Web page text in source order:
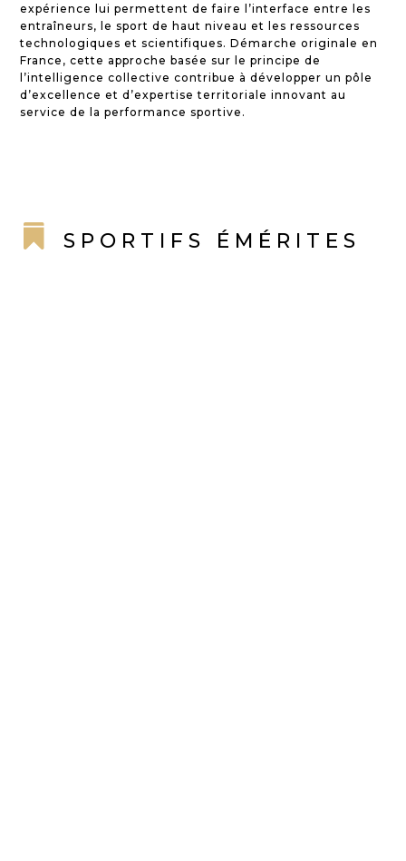
expérience lui permettent de faire l’interface entre les
entraîneurs, le sport de haut niveau et les ressources
technologiques et scientifiques. Démarche originale en
France, cette approche basée sur le principe de
l’intelligence collective contribue à développer un pôle
d’excellence et d’expertise territoriale innovant au
service de la performance sportive.
 SPORTIFS ÉMÉRITES